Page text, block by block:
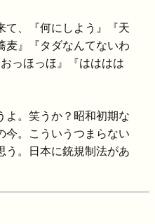
て、『何にしよう』『天
麦』『タダなんてないわ
おっほっほ』『はははは
よ。笑うか？昭和初期な
今。こういうつまらない
う。日本に銃規制法があ